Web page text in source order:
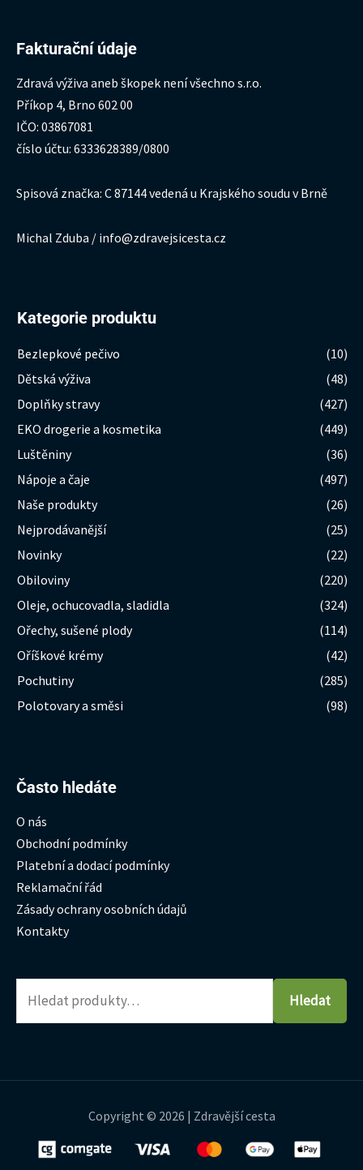
Fakturační údaje
Zdravá výživa aneb škopek není všechno s.r.o.
Příkop 4, Brno 602 00
IČO: 03867081
číslo účtu: 6333628389/0800
Spisová značka: C 87144 vedená u Krajského soudu v Brně
Michal Zduba / info@zdravejsicesta.cz
Kategorie produktu
Bezlepkové pečivo
(10)
Dětská výživa
(48)
Doplňky stravy
(427)
EKO drogerie a kosmetika
(449)
Luštěniny
(36)
Nápoje a čaje
(497)
Naše produkty
(26)
Nejprodávanější
(25)
Novinky
(22)
Obiloviny
(220)
Oleje, ochucovadla, sladidla
(324)
Ořechy, sušené plody
(114)
Oříškové krémy
(42)
Pochutiny
(285)
Polotovary a směsi
(98)
Často hledáte
O nás
Obchodní podmínky
Platební a dodací podmínky
Reklamační řád
Zásady ochrany osobních údajů
Kontakty
Hledat:
Hledat
Copyright © 2026 | Zdravější cesta